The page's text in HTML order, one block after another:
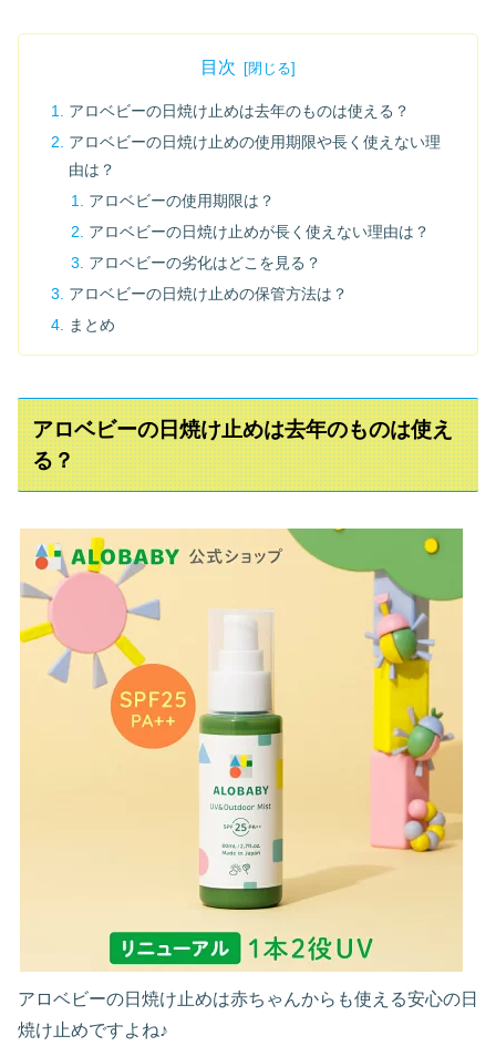
目次
アロベビーの日焼け止めは去年のものは使える？
アロベビーの日焼け止めの使用期限や長く使えない理
由は？
アロベビーの使用期限は？
アロベビーの日焼け止めが長く使えない理由は？
アロベビーの劣化はどこを見る？
アロベビーの日焼け止めの保管方法は？
まとめ
アロベビーの日焼け止めは去年のものは使え
る？
アロベビーの日焼け止めは赤ちゃんからも使える安心の日
焼け止めですよね♪